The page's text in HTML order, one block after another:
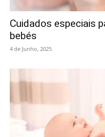
Cuidados especiais
bebés
4 de Junho, 2025